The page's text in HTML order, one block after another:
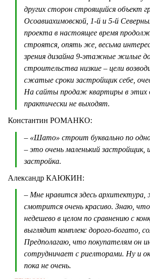
других сторон строящийся объект
Осоавиахимовской, 1-й и 5-й
проекта в настоящее время
строятся, опять же, весьма
зрения дизайна 9-этажные жилые
строительства низкие – цели
сжатые сроки застройщик себе,
На сайты продаж квартиры в этих
практически не выходят.
Константин РОМАНКО:
– «Шато» строит буквально по
– это очень маленький застройщик,
застройка.
Александр КАЮКИН:
– Мне нравится здесь
смотрится очень красиво. Знаю,
недешево в целом по сравнению с
выглядит комплекс дорого-богато,
Предполагаю, что покупателям он
сотрудничает с риелторами. Ну и
пока не очень.